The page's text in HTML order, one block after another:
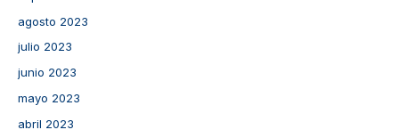
agosto 2023
julio 2023
junio 2023
mayo 2023
abril 2023